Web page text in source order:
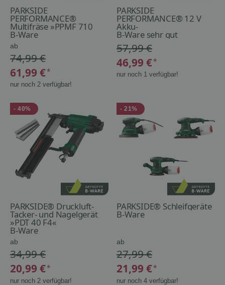
PARKSIDE
PERFORMANCE®
Multifräse »PPMF 710
A1«
B-Ware
ab
74,99 €
61,99 €*
nur noch 2 verfügbar!
PARKSIDE
PERFORMANCE® 12 V
Akku-
Drehschlagschrauber
»PPDSSA 12 A1«, ohne
Akku und Ladegerät
B-Ware sehr gut
57,99 €
46,99 €*
nur noch 1 verfügbar!
- 40%
PARKSIDE® Druckluft-
Tacker- und Nagelgerät
»PDT 40 F4«
B-Ware
ab
34,99 €
20,99 €*
nur noch 2 verfügbar!
- 21%
PARKSIDE® Schleifgeräte
B-Ware
ab
27,99 €
21,99 €*
nur noch 4 verfügbar!